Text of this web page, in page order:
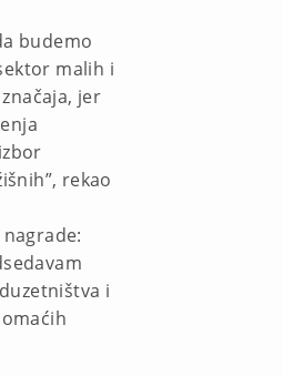
budemo
malih i
jer
rekao
i